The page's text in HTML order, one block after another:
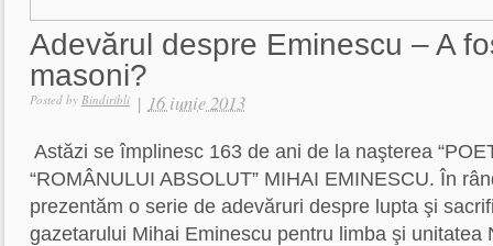
Adevărul despre Eminescu – A
masoni?
Posted by Bindiribli | 16 iunie 2013
Astăzi se împlinesc 163 de ani de la naşterea
“ROMÂNULUI ABSOLUT” MIHAI EMINESCU. În
prezentăm o serie de adevăruri despre lupta şi
gazetarului Mihai Eminescu pentru limba şi unitatea